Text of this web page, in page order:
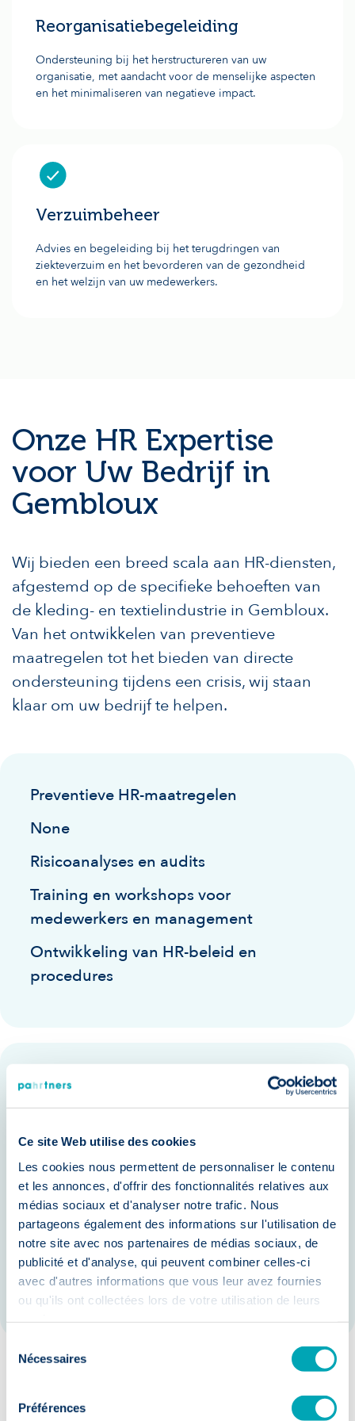
Ce site Web utilise des cookies
Les cookies nous permettent de personnaliser le contenu
et les annonces, d'offrir des fonctionnalités relatives aux
médias sociaux et d'analyser notre trafic. Nous
partageons également des informations sur l'utilisation de
notre site avec nos partenaires de médias sociaux, de
publicité et d'analyse, qui peuvent combiner celles-ci
avec d'autres informations que vous leur avez fournies
ou qu'ils ont collectées lors de votre utilisation de leurs
Nécessaires
Préférences
Reorganisatiebegeleiding
Ondersteuning bij het herstructureren van uw
organisatie, met aandacht voor de menselijke aspecten
en het minimaliseren van negatieve impact.
Verzuimbeheer
Advies en begeleiding bij het terugdringen van
ziekteverzuim en het bevorderen van de gezondheid
en het welzijn van uw medewerkers.
Onze HR Expertise
voor Uw Bedrijf in
Gembloux
Wij bieden een breed scala aan HR-diensten,
afgestemd op de specifieke behoeften van
de kleding- en textielindustrie in Gembloux.
Van het ontwikkelen van preventieve
maatregelen tot het bieden van directe
ondersteuning tijdens een crisis, wij staan
klaar om uw bedrijf te helpen.
Preventieve HR-maatregelen
None
Risicoanalyses en audits
Training en workshops voor
medewerkers en management
Ontwikkeling van HR-beleid en
procedures
Crisisinterventie en -beheer
Directe ondersteuning bij
crisissituaties
Begeleiding bij communicatie en
media-optreden
Ondersteuning bij juridische
procedures
Implementatie van herstelplannen
Onze garanties: